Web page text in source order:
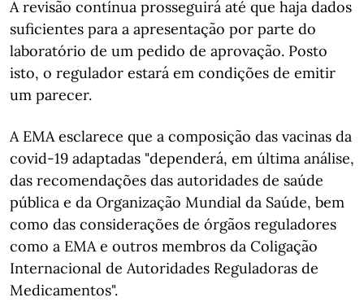
A revisão contínua prosseguirá até que haja dados
suficientes para a apresentação por parte do
laboratório de um pedido de aprovação. Posto
isto, o regulador estará em condições de emitir
um parecer.
A EMA esclarece que a composição das vacinas da
covid-19 adaptadas "dependerá, em última análise,
das recomendações das autoridades de saúde
pública e da Organização Mundial da Saúde, bem
como das considerações de órgãos reguladores
como a EMA e outros membros da Coligação
Internacional de Autoridades Reguladoras de
Medicamentos".